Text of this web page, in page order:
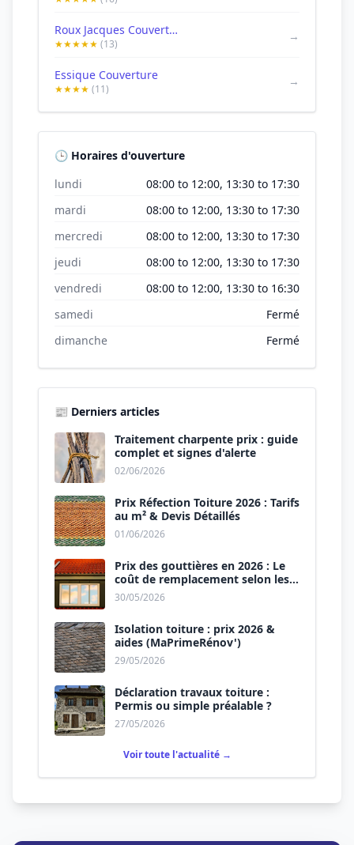
Roux Jacques Couverture
★★★★★ (13)
→
Essique Couverture
★★★★ (11)
→
🕒 Horaires d'ouverture
lundi
08:00 to 12:00, 13:30 to 17:30
mardi
08:00 to 12:00, 13:30 to 17:30
mercredi
08:00 to 12:00, 13:30 to 17:30
jeudi
08:00 to 12:00, 13:30 to 17:30
vendredi
08:00 to 12:00, 13:30 to 16:30
samedi
Fermé
dimanche
Fermé
📰 Derniers articles
Traitement charpente prix : guide
complet et signes d'alerte
02/06/2026
Prix Réfection Toiture 2026 : Tarifs
au m² & Devis Détaillés
01/06/2026
Prix des gouttières en 2026 : Le
coût de remplacement selon les
matériaux
30/05/2026
Isolation toiture : prix 2026 &
aides (MaPrimeRénov')
29/05/2026
Déclaration travaux toiture :
Permis ou simple préalable ?
27/05/2026
Voir toute l'actualité →